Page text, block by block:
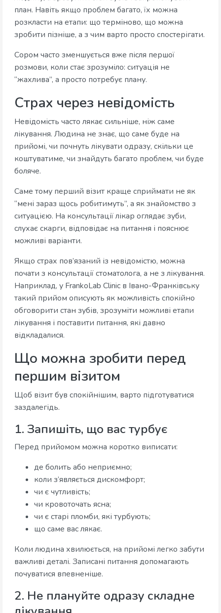
план. Навіть якщо проблем багато, їх можна
розкласти на етапи: що терміново, що можна
зробити пізніше, а з чим варто просто спостерігати.
Сором часто зменшується вже після першої
розмови, коли стає зрозуміло: ситуація не
“жахлива”, а просто потребує плану.
Страх через невідомість
Невідомість часто лякає сильніше, ніж саме
лікування. Людина не знає, що саме буде на
прийомі, чи почнуть лікувати одразу, скільки це
коштуватиме, чи знайдуть багато проблем, чи буде
боляче.
Саме тому перший візит краще сприймати не як
“мені зараз щось робитимуть”, а як знайомство з
ситуацією. На консультації лікар оглядає зуби,
слухає скарги, відповідає на питання і пояснює
можливі варіанти.
Якщо страх пов’язаний із невідомістю, можна
почати з консультації стоматолога, а не з лікування.
Наприклад, у FrankoLab Clinic в Івано-Франківську
такий прийом описують як можливість спокійно
обговорити стан зубів, зрозуміти можливі етапи
лікування і поставити питання, які давно
відкладалися.
Що можна зробити перед
першим візитом
Щоб візит був спокійнішим, варто підготуватися
заздалегідь.
1. Запишіть, що вас турбує
Перед прийомом можна коротко виписати:
де болить або неприємно;
коли з’являється дискомфорт;
чи є чутливість;
чи кровоточать ясна;
чи є старі пломби, які турбують;
що саме вас лякає.
Коли людина хвилюється, на прийомі легко забути
важливі деталі. Записані питання допомагають
почуватися впевненіше.
2. Не плануйте одразу складне